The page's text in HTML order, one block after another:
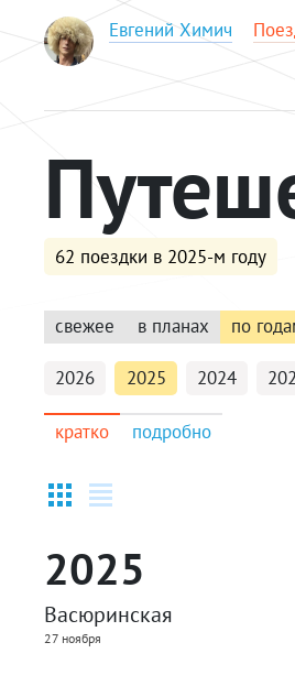
Евгений Химич
62 поездки в 2025-м году
свежее в планах по
2026 2025 2024
кратко подробно
2025
Васюринская
27 ноября